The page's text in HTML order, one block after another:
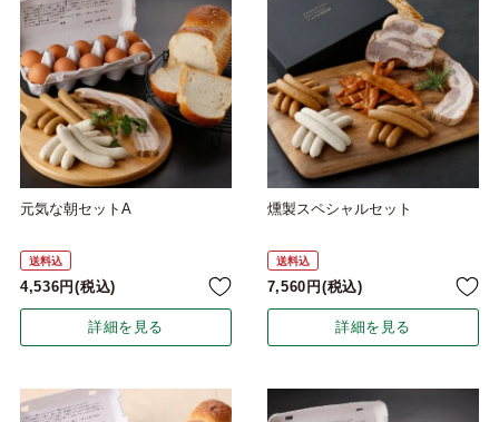
元気な朝セットA
送料込
4,536 税込
詳細を見る
燻製スペシャルセット
送料込
7,560 税込
詳細を見る